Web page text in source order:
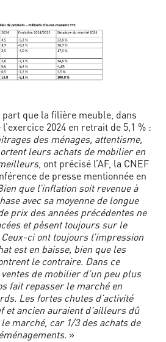
part que la filière meuble, dans
2024 en retrait de 5,1 % :
des ménages, attentisme,
leurs achats de mobilier en
, ont précisé l’AF, la CNEF
de presse mentionnée en
que l’inflation soit revenue à
avec sa moyenne de longue
prix des années précédentes ne
et pèsent toujours sur le
ci ont toujours l’impression
est en baisse, bien que les
le contraire. Dans ce
de mobilier d’un peu plus
fait repasser le marché en
Les fortes chutes d’activité
et ancien auraient d’ailleurs dû
marché, car 1/3 des achats de
»